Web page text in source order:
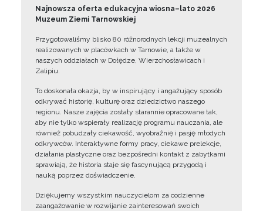
Najnowsza oferta edukacyjna wiosna–lato 2026
Muzeum Ziemi Tarnowskiej
Przygotowaliśmy blisko 80 różnorodnych lekcji muzealnych
realizowanych w placówkach w Tarnowie, a także w
naszych oddziałach w Dołędze, Wierzchosławicach i
Zalipiu.
To doskonała okazja, by w inspirujący i angażujący sposób
odkrywać historię, kulturę oraz dziedzictwo naszego
regionu. Nasze zajęcia zostały starannie opracowane tak,
aby nie tylko wspierały realizację programu nauczania, ale
również pobudzały ciekawość, wyobraźnię i pasję młodych
odkrywców. Interaktywne formy pracy, ciekawe prelekcje,
działania plastyczne oraz bezpośredni kontakt z zabytkami
sprawiają, że historia staje się fascynującą przygodą i
nauką poprzez doświadczenie.
Dziękujemy wszystkim nauczycielom za codzienne
zaangażowanie w rozwijanie zainteresowań swoich